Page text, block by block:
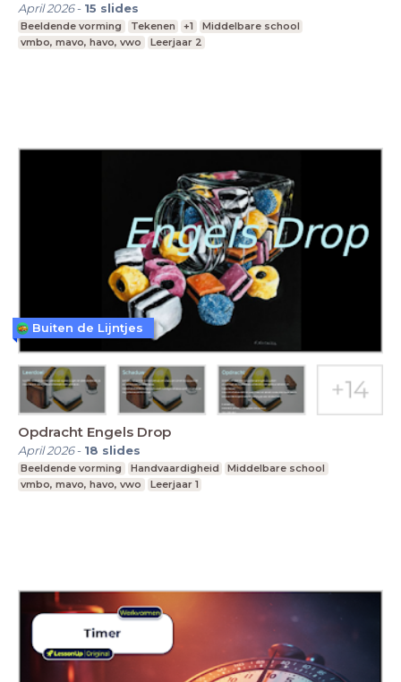
April 2026- 15 slides
Beeldende vorming Tekenen +1
Middelbare school
vmbo, mavo, havo, vwo
Leerjaar 2
Opdracht Engels Drop
April 2026- 18 slides
Beeldende vorming Handvaardigheid
Middelbare school
vmbo, mavo, havo, vwo
Leerjaar 1
Buiten de Lijntjes